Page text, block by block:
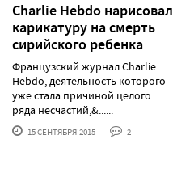
Charlie Hebdo нарисовал
карикатуру на смерть
сирийского ребенка
Французский журнал Charlie
Hebdo, деятельность которого
уже стала причиной целого
ряда несчастий,&......
15 СЕНТЯБРЯ'2015 2